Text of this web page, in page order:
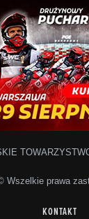
Wszelkie prawa
KONTAKT